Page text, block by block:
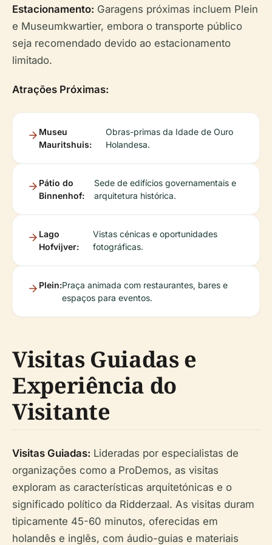
Estacionamento: Garagens próximas incluem Plein
e Museumkwartier, embora o transporte público
seja recomendado devido ao estacionamento
limitado.
Atrações Próximas:
Museu
Mauritshuis:
Obras-primas da Idade de Ouro
Holandesa.
Pátio do
Binnenhof:
Sede de edifícios governamentais e
arquitetura histórica.
Lago
Hofvijver:
Vistas cénicas e oportunidades
fotográficas.
Plein:Praça animada com restaurantes, bares e
espaços para eventos.
Visitas Guiadas e
Experiência do
Visitante
Visitas Guiadas: Lideradas por especialistas de
organizações como a ProDemos, as visitas
exploram as características arquitetónicas e o
significado político da Ridderzaal. As visitas duram
tipicamente 45-60 minutos, oferecidas em
holandês e inglês, com áudio-guias e materiais